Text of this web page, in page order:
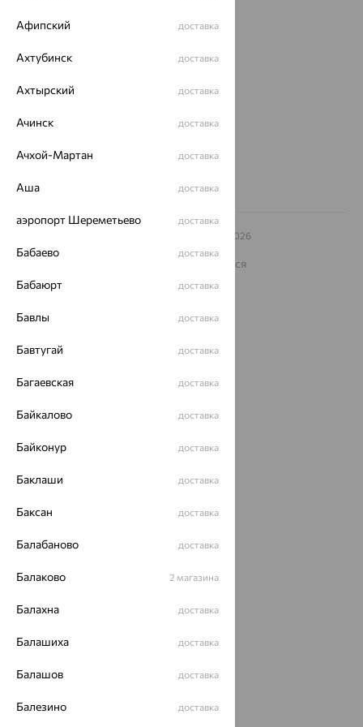
О нас
Магазины и доставка
еще 3
8 (800) 250-02-30
– 2026
Архив акций
На информационном ресурсе применяются
Политика конфеденциальности
Афипский доставка
Ахтубинск доставка
Ахтырский доставка
Ачинск доставка
Ачхой-Мартан доставка
Аша доставка
аэропорт Шереметьево доставка
Бабаево доставка
Бабаюрт доставка
Бавлы доставка
Бавтугай доставка
Багаевская доставка
Байкалово доставка
Байконур доставка
Баклаши доставка
Баксан доставка
Балабаново доставка
Балаково 2 магазина
Балахна доставка
Балашиха доставка
Балашов доставка
Балезино доставка